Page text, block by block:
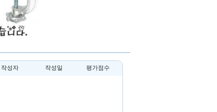
작성자 작성일 평가점수